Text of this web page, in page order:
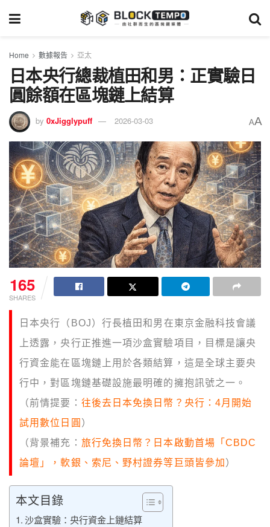
Home 數據報告 亞太
日本央行總裁植田和男：正實驗日
圓餘額在區塊鏈上結算
by 0xJigglypuff 2026-03-03 AA
165
SHARES
日本央行（BOJ）行長植田和男在東京金融科技會議
上透露，央行正推進一項沙盒實驗項目，目標是讓央
行資金能在區塊鏈上用於各類結算，這是全球主要央
行中，對區塊鏈基礎設施最明確的擁抱訊號之一。
（前情提要： 往後去日本免換日幣？央行：4月開始
試用數位日圓 ）
（背景補充： 旅行免換日幣？日本啟動首場「CBDC
論壇」，軟銀、索尼、野村證券等巨頭皆參加 ）
本文目錄
沙盒實驗：央行資金上鏈結算